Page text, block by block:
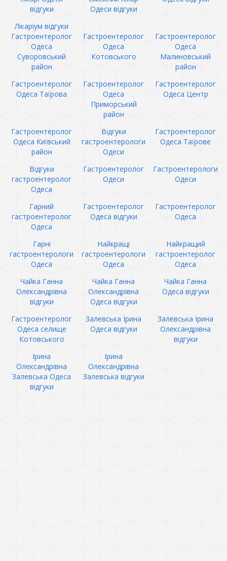
відгуки
Одеси відгуки
Лікаріум відгуки
Гастроентеролог
Одеса
Суворовський
район
Гастроентеролог
Одеса
Котовського
Гастроентеролог
Одеса
Малиновський
район
Гастроентеролог
Одеса Таїрова
Гастроентеролог
Одеса
Приморський
район
Гастроентеролог
Одеса Центр
Гастроентеролог
Одеса Київський
район
Відгуки
гастроентерологи
Одеси
Гастроентеролог
Одеса Таїрове
Відгуки
гастроентеролог
Одеса
Гастроентеролог
Одеси
Гастроентерологи
Одеси
Гарний
гастроентеролог
Одеса
Гастроентеролог
Одеса відгуки
Гастроентеролог
Одеса
Гарні
гастроентерологи
Одеса
Найкращі
гастроентерологи
Одеса
Найкращий
гастроентеролог
Одеса
Чайка Ганна
Олександрівна
відгуки
Чайка Ганна
Олександрівна
Одеса відгуки
Чайка Ганна
Одеса відгуки
Гастроентеролог
Одеса селище
Котовського
Залевська Ірина
Одеса відгуки
Залевська Ірина
Олександрівна
відгуки
Ірина
Олександрівна
Залевська Одеса
відгуки
Ірина
Олександрівна
Залевська відгуки